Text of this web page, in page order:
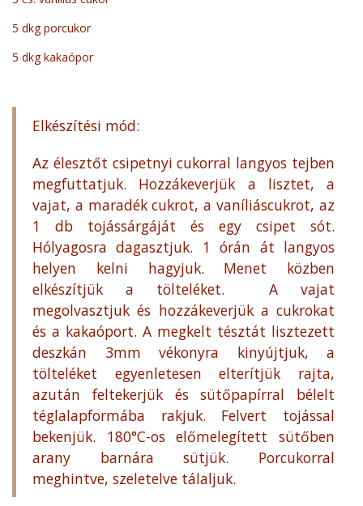
5 dkg porcukor
5 dkg kakaópor
Elkészítési mód:
Az élesztőt csipetnyi cukorral langyos tejben
megfuttatjuk. Hozzákeverjük a lisztet, a
vajat, a maradék cukrot, a vaníliáscukrot, az
1 db tojássárgáját és egy csipet sót.
Hólyagosra dagasztjuk. 1 órán át langyos
helyen kelni hagyjuk. Menet közben
elkészítjük a tölteléket. A vajat
megolvasztjuk és hozzákeverjük a cukrokat
és a kakaóport. A megkelt tésztát lisztezett
deszkán 3mm vékonyra kinyújtjuk, a
tölteléket egyenletesen elterítjük rajta,
azután feltekerjük és sütőpapírral bélelt
téglalapformába rakjuk. Felvert tojással
bekenjük. 180°C-os előmelegített sütőben
arany barnára sütjük. Porcukorral
meghintve, szeletelve tálaljuk.